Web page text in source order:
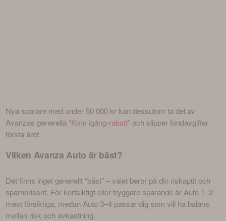
Nya sparare med under 50 000 kr kan dessutom ta del av
Avanzas generella “Kom igång-rabatt” och slipper fondavgifter
första året.
Vilken Avanza Auto är bäst?
Det finns inget generellt “bäst” – valet beror på din riskaptit och
sparhorisont. För kortsiktigt eller tryggare sparande är Auto 1–2
mest försiktiga, medan Auto 3–4 passar dig som vill ha balans
mellan risk och avkastning.